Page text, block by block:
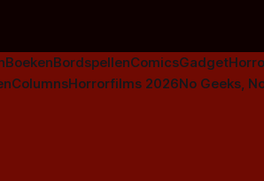
BoekenBordspellenComicsGadget
ColumnsHorrorfilms 2026No Geeks,